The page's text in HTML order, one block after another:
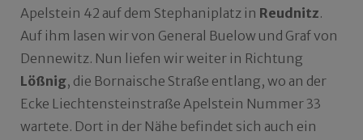
Apelstein 42 auf dem Stephaniplatz in Reudnitz.
Auf ihm lasen wir von General Buelow und Graf von
Dennewitz. Nun liefen wir weiter in Richtung
Lößnig, die Bornaische Straße entlang, wo an der
Ecke Liechtensteinstraße Apelstein Nummer 33
wartete. Dort in der Nähe befindet sich auch ein